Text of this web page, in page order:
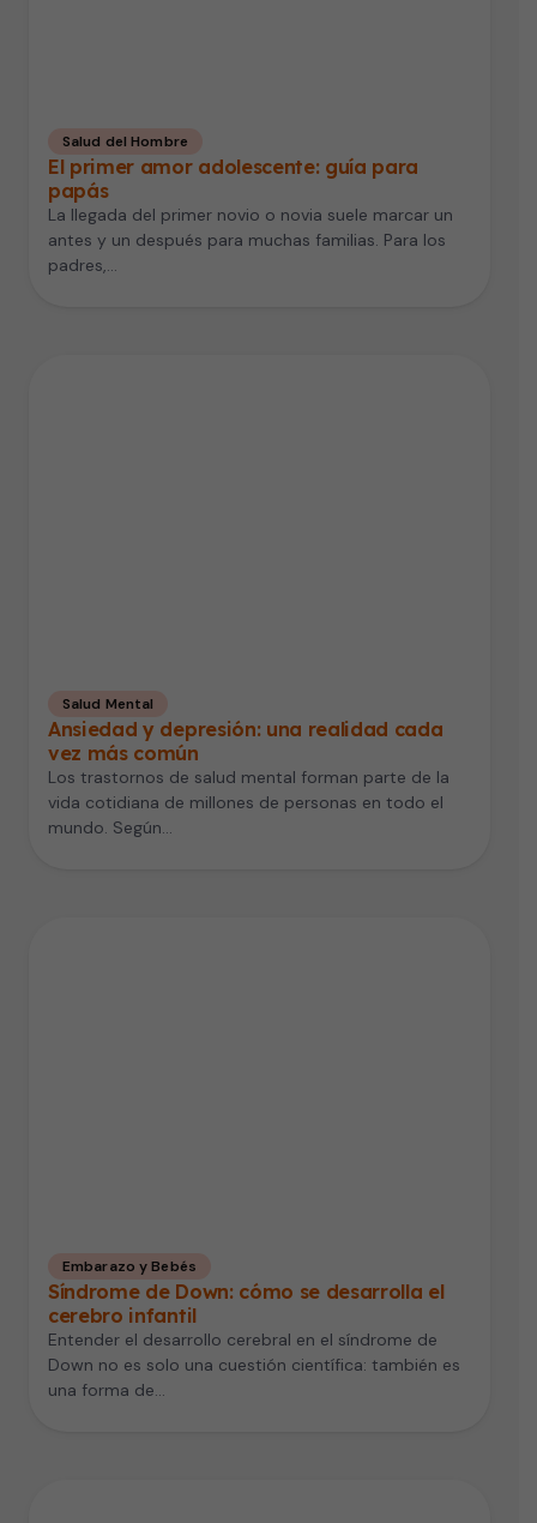
Salud del Hombre
El primer amor adolescente: guía para
papás
La llegada del primer novio o novia suele marcar un
antes y un después para muchas familias. Para los
padres,…
Salud Mental
Ansiedad y depresión: una realidad cada
vez más común
Los trastornos de salud mental forman parte de la
vida cotidiana de millones de personas en todo el
mundo. Según…
Embarazo y Bebés
Síndrome de Down: cómo se desarrolla el
cerebro infantil
Entender el desarrollo cerebral en el síndrome de
Down no es solo una cuestión científica: también es
una forma de…